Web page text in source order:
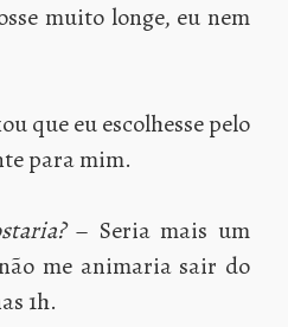
muito longe, eu nem
que eu escolhesse pelo
para mim.
– Seria mais um
me animaria sair do
1h.